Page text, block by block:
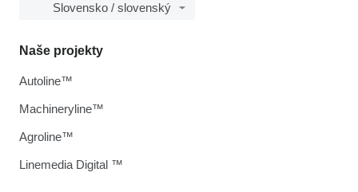
Slovensko / slovenský
Naše projekty
Autoline™
Machineryline™
Agroline™
Linemedia Digital ™